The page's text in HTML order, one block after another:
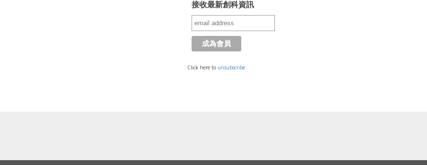
接收最新創科資訊
Click here to unsubscribe